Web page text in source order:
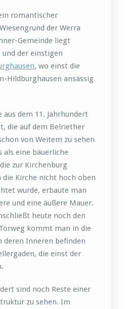
romantischer
der Werra
Gemeinde liegt
der einstigen
, wo einst die
Hildburghausen ansässig
aus dem 11. Jahrhundert
die auf dem Belriether
von Weitem zu sehen
als eine bäuerliche
zur Kirchenburg
die Kirche nicht hoch oben
wurde, erbaute man
und eine äußere Mauer.
heute noch den
kommt man in die
deren Inneren befinden
die einst der
sind noch Reste einer
zu sehen. Im